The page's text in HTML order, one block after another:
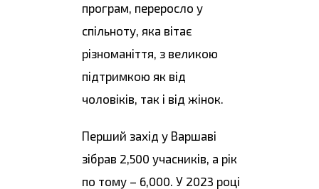
програм, переросло у
спільноту, яка вітає
різноманіття, з великою
підтримкою як від
чоловіків, так і від жінок.
Перший захід у Варшаві
зібрав 2,500 учасників, а рік
по тому – 6,000. У 2023 році